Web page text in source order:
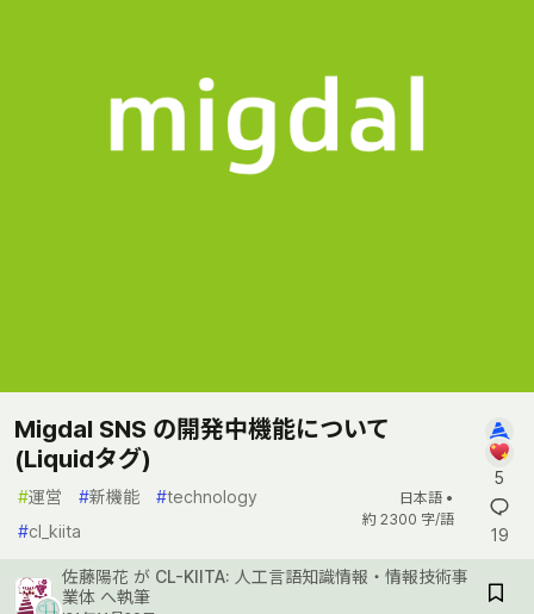
Migdal SNS の開発中機能について
(Liquidタグ)
#運営 #新機能 #technology
#cl_kiita
日本語 •
約 2300 字/語
5
19
佐藤陽花 が CL-KIITA: 人工言語知識情報・情報技術事
業体 へ執筆